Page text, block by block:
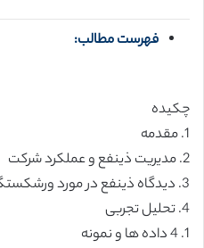
فهرست مطالب:
چکیده
1. مقدمه
2. مدیریت ذینفع و عملکرد شرکت
3. دیدگاه ذینفع در مورد ورشکستگی استراتژیک
4. تحلیل تجربی
1. 4 داده ها و نمونه